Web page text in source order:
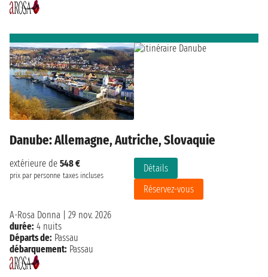
Danube: Allemagne, Autriche, Slovaquie
extérieure de 548 €
prix par personne taxes incluses
Détails
Réservez-vous
A-Rosa Donna
29 nov. 2026
durée: 4 nuits
Départs de: Passau
débarquement: Passau